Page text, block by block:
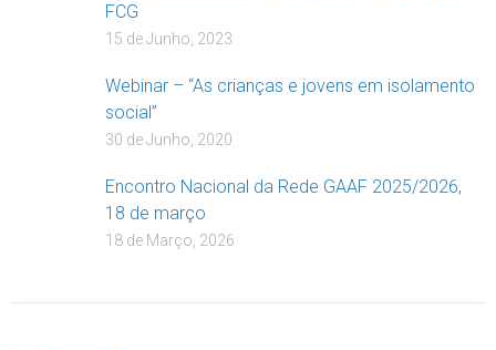
FCG
15 de Junho, 2023
Webinar – “As crianças e jovens em isolamento
social”
30 de Junho, 2020
Encontro Nacional da Rede GAAF 2025/2026,
18 de março
18 de Março, 2026